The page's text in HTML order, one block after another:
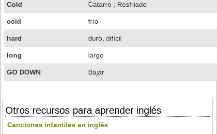
Cold Catarro ; Resfriado
cold frío
hard duro, difícil
long largo
GO DOWN Bajar
Otros recursos para aprender inglés
Canciones infantiles en inglés